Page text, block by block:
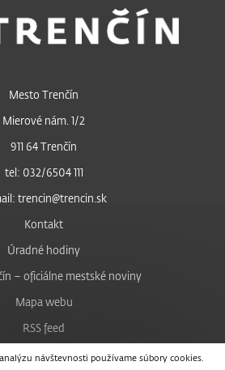
návštevnosti používame súbory cookies.
Mesto Trenčín
Mierové nám. 1/2
911 64 Trenčín
tel: 032/6504 111
trencin@trencin.sk
Kontakt
Úradné hodiny
– oficiálne mestské noviny
Mapa webu
RSS feed
Nastavenie cookies